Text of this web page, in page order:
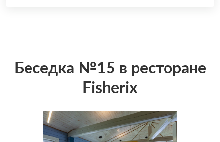
Беседка №15 в ресторане
Fisherix